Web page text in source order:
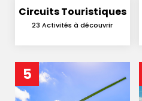
Circuits Touristiques
23 Activités à découvrir
5